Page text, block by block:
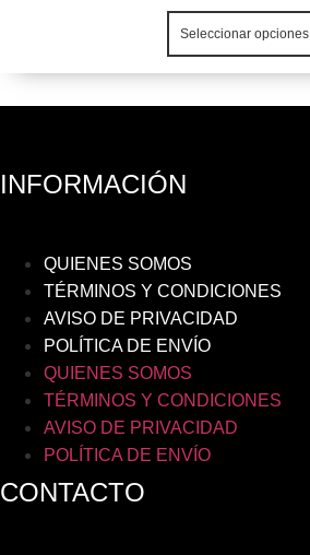
Seleccionar opciones
de
INFORMACIÓN
QUIENES SOMOS
TÉRMINOS Y CONDICIONES
AVISO DE PRIVACIDAD
POLÍTICA DE ENVÍO
QUIENES SOMOS
TÉRMINOS Y CONDICIONES
AVISO DE PRIVACIDAD
POLÍTICA DE ENVÍO
CONTACTO